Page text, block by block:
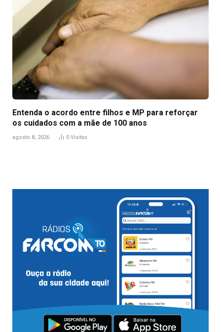
Entenda o acordo entre filhos e MP para reforçar
os cuidados com a mãe de 100 anos
agosto 8, 2026 0 Visitas